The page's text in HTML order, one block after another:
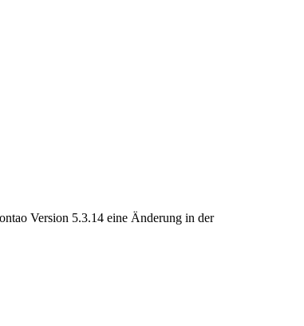
Version 5.3.14 eine Änderung in der